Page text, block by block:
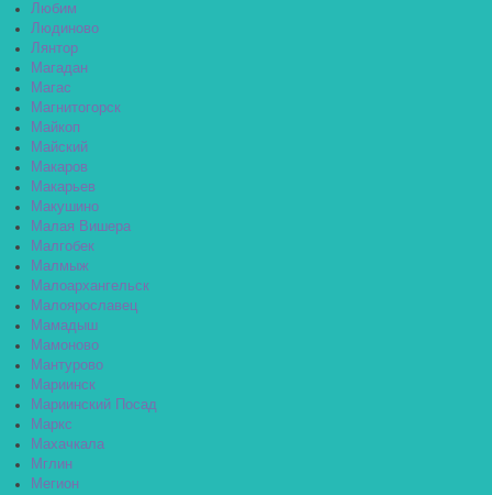
Любим
Людиново
Лянтор
Магадан
Магас
Магнитогорск
Майкоп
Майский
Макаров
Макарьев
Макушино
Малая Вишера
Малгобек
Малмыж
Малоархангельск
Малоярославец
Мамадыш
Мамоново
Мантурово
Мариинск
Мариинский Посад
Маркс
Махачкала
Мглин
Мегион